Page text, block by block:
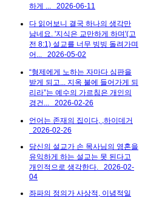
하게 ... 2026-06-11
다 읽어보니 결국 하나의 생각만
남네요. '지식은 교만하게 하며'(고
전 8:1) 설교를 너무 빙빙 돌려가며
어...
2026-05-02
“형제에게 노하는 자마다 심판을
받게 되고... 지옥 불에 들어가게 되
리라”는 예수의 가르침은 개인의
경건...
2026-02-26
언어는 존재의 집이다, ,하이데거
2026-02-26
당신의 설교가 손 목사님의 영혼을
유익하게 하는 설교는 못 된다고
개인적으로 생각한다.
2026-02-
04
좌파의 정의가 사상적, 이념적일